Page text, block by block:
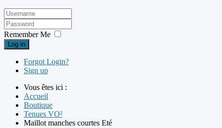
Remember Me
Log in
Forgot Login?
Sign up
Vous êtes ici :
Accueil
Boutique
Tenues VO²
Maillot manches courtes Eté